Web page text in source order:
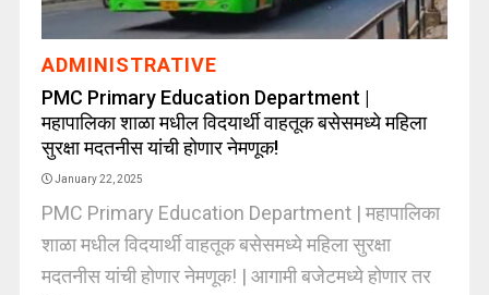
ADMINISTRATIVE
PMC Primary Education Department |
महापालिका शाळा मधील विदयार्थी वाहतूक बसेसमध्ये महिला
सुरक्षा मदतनीस यांची होणार नेमणूक!
January 22, 2025
PMC Primary Education Department | महापालिका
शाळा मधील विदयार्थी वाहतूक बसेसमध्ये महिला सुरक्षा
मदतनीस यांची होणार नेमणूक! | आगामी बजेटमध्ये होणार तर